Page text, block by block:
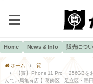
Home News & Info 販売につ
ホーム
質
【質】iPhone 11 Pro 256GBを
んてい局亀有店 】葛飾区・足立区・墨